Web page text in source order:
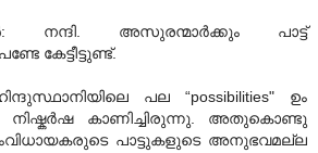
നന്ദി. അസുരന്മാര്‍ക്കും പാട്ട്
കേട്ടീട്ടുണ്ട്.
പല “possibilities" ഉം
കാണിച്ചിരുന്നു. അതുകൊണ്ടു
പാട്ടുകളുടെ അനുഭവമല്ല